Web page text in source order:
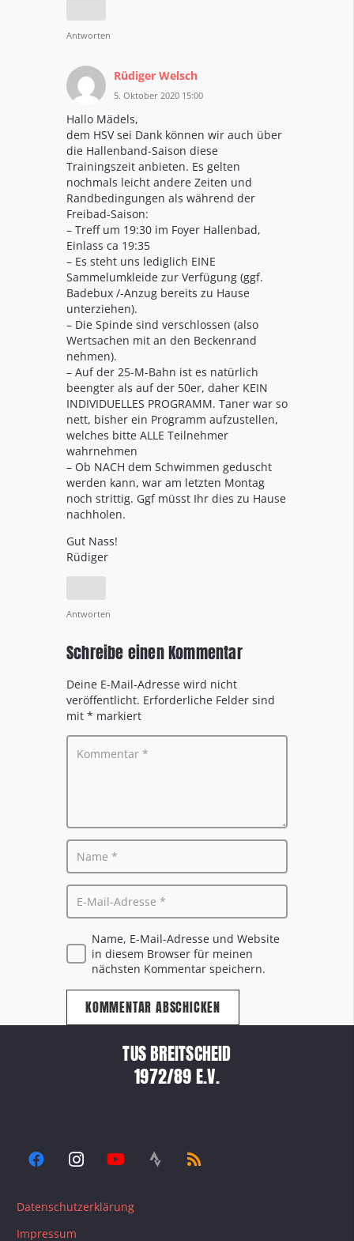
Antworten
Rüdiger Welsch
5. Oktober 2020 15:00
Hallo Mädels,
dem HSV sei Dank können wir auch über
die Hallenband-Saison diese
Trainingszeit anbieten. Es gelten
nochmals leicht andere Zeiten und
Randbedingungen als während der
Freibad-Saison:
– Treff um 19:30 im Foyer Hallenbad,
Einlass ca 19:35
– Es steht uns lediglich EINE
Sammelumkleide zur Verfügung (ggf.
Badebux /-Anzug bereits zu Hause
unterziehen).
– Die Spinde sind verschlossen (also
Wertsachen mit an den Beckenrand
nehmen).
– Auf der 25-M-Bahn ist es natürlich
beengter als auf der 50er, daher KEIN
INDIVIDUELLES PROGRAMM. Taner war so
nett, bisher ein Programm aufzustellen,
welches bitte ALLE Teilnehmer
wahrnehmen
– Ob NACH dem Schwimmen geduscht
werden kann, war am letzten Montag
noch strittig. Ggf müsst Ihr dies zu Hause
nachholen.
Gut Nass!
Rüdiger
Antworten
Schreibe einen Kommentar
Deine E-Mail-Adresse wird nicht
veröffentlicht. Erforderliche Felder sind
mit * markiert
Name, E-Mail-Adresse und Website
in diesem Browser für meinen
nächsten Kommentar speichern.
KOMMENTAR ABSCHICKEN
TUS BREITSCHEID
1972/89 E.V.
Datenschutzerklärung
Impressum